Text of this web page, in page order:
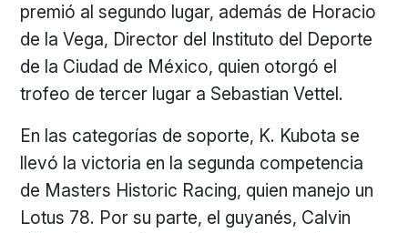
premió al segundo lugar, además de Horacio
de la Vega, Director del Instituto del Deporte
de la Ciudad de México, quien otorgó el
trofeo de tercer lugar a Sebastian Vettel.
En las categorías de soporte, K. Kubota se
llevó la victoria en la segunda competencia
de Masters Historic Racing, quien manejo un
Lotus 78. Por su parte, el guyanés, Calvin